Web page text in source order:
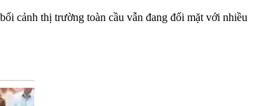
cảnh thị trường toàn cầu vẫn đang đối mặt với nhiều